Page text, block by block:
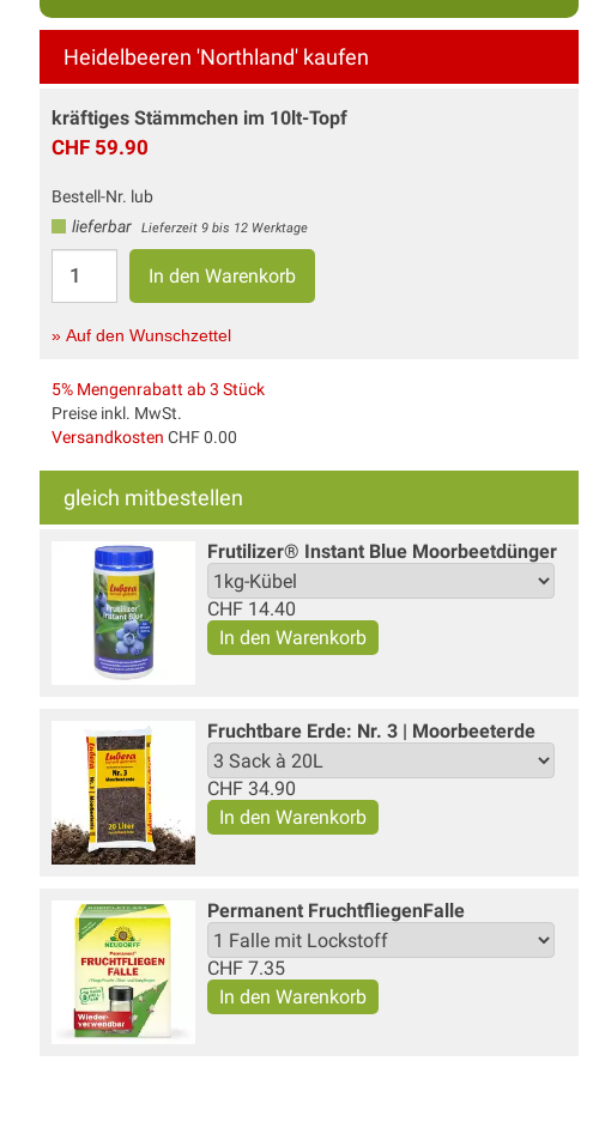
Heidelbeeren 'Northland' kaufen
kräftiges Stämmchen im 10lt-Topf
CHF 59.90
Bestell-Nr. lub
lieferbar
Lieferzeit 9 bis 12 Werktage
» Auf den Wunschzettel
5% Mengenrabatt ab 3 Stück
Preise inkl. MwSt.
Versandkosten CHF 0.00
gleich mitbestellen
Frutilizer® Instant Blue Moorbeetdünger
CHF 14.40
Fruchtbare Erde: Nr. 3 | Moorbeeterde
CHF 34.90
Permanent FruchtfliegenFalle
CHF 7.35